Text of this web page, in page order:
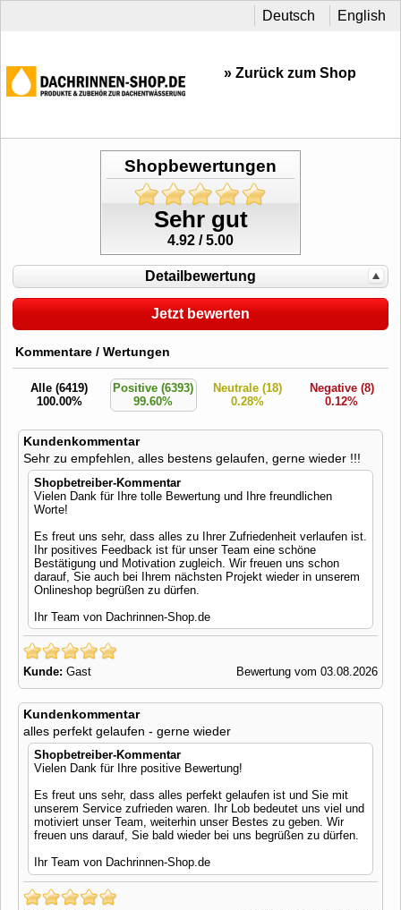
Deutsch English
» Zurück zum Shop
Shopbewertungen
Sehr gut
4.92 / 5.00
Detailbewertung
Jetzt bewerten
Kommentare / Wertungen
Alle (6419)
100.00%
Positive (6393)
99.60%
Neutrale (18)
0.28%
Negative (8)
0.12%
Kundenkommentar
Sehr zu empfehlen, alles bestens gelaufen, gerne wieder !!!
Shopbetreiber-Kommentar
Vielen Dank für Ihre tolle Bewertung und Ihre freundlichen
Worte!
Es freut uns sehr, dass alles zu Ihrer Zufriedenheit verlaufen ist.
Ihr positives Feedback ist für unser Team eine schöne
Bestätigung und Motivation zugleich. Wir freuen uns schon
darauf, Sie auch bei Ihrem nächsten Projekt wieder in unserem
Onlineshop begrüßen zu dürfen.
Ihr Team von Dachrinnen-Shop.de
Kunde: Gast Bewertung vom 03.08.2026
Kundenkommentar
alles perfekt gelaufen - gerne wieder
Shopbetreiber-Kommentar
Vielen Dank für Ihre positive Bewertung!
Es freut uns sehr, dass alles perfekt gelaufen ist und Sie mit
unserem Service zufrieden waren. Ihr Lob bedeutet uns viel und
motiviert unser Team, weiterhin unser Bestes zu geben. Wir
freuen uns darauf, Sie bald wieder bei uns begrüßen zu dürfen.
Ihr Team von Dachrinnen-Shop.de